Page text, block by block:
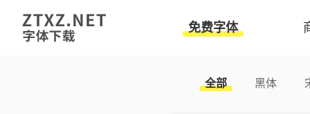
免费字体
全部 黑体